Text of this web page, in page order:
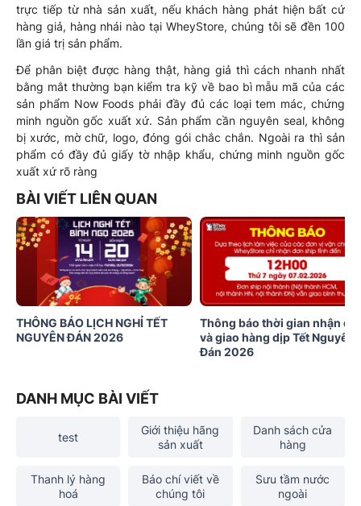
trực tiếp từ nhà sản xuất, nếu khách hàng phát hiện bất cứ
hàng giả, hàng nhái nào tại WheyStore, chúng tôi sẽ đền 100
lần giá trị sản phẩm.
Để phân biệt được hàng thật, hàng giả thì cách nhanh nhất
bằng mắt thường bạn kiểm tra kỹ về bao bì mẫu mã của các
sản phẩm Now Foods phải đầy đủ các loại tem mác, chứng
minh nguồn gốc xuất xứ. Sản phẩm cần nguyên seal, không
bị xước, mờ chữ, logo, đóng gói chắc chắn. Ngoài ra thì sản
phẩm có đầy đủ giấy tờ nhập khẩu, chứng minh nguồn gốc
xuất xứ rõ ràng
BÀI VIẾT LIÊN QUAN
THÔNG BÁO LỊCH NGHỈ TẾT
NGUYÊN ĐÁN 2026
Thông báo thời gian nhận
và giao hàng dịp Tết Nguyên
Đán 2026
DANH MỤC BÀI VIẾT
test
Giới thiệu hãng
sản xuất
Danh sách cửa
hàng
Thanh lý hàng
hoá
Báo chí viết về
chúng tôi
Sưu tầm nước
ngoài